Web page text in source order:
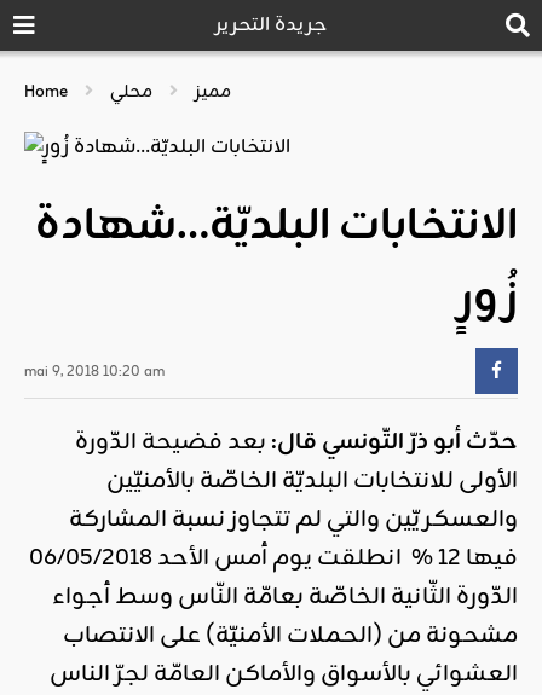
جريدة التحرير
Home مميز محلي
الانتخابات البلديّة…شهادة
زُورٍ
mai 9, 2018 10:20 am
حدّث أبو ذرّ التّونسي قال:بعد فضيحة الدّورة
الأولى للانتخابات البلديّة الخاصّة بالأمنيّين
والعسكريّين والتي لم تتجاوز نسبة المشاركة
فيها 12 % انطلقت يوم أمس الأحد 06/05/2018
الدّورة الثّانية الخاصّة بعامّة النّاس وسط أجواء
مشحونة من (الحملات الأمنيّة) على الانتصاب
العشوائي بالأسواق والأماكن العامّة لجرّ الناس